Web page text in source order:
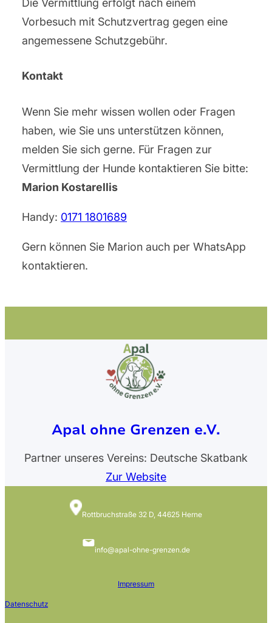
Die Vermittlung erfolgt nach einem
Vorbesuch mit Schutzvertrag gegen eine
angemessene Schutzgebühr.
Kontakt
Wenn Sie mehr wissen wollen oder Fragen
haben, wie Sie uns unterstützen können,
melden Sie sich gerne. Für Fragen zur
Vermittlung der Hunde kontaktieren Sie bitte:
Marion Kostarellis
Handy: 0171 1801689
Gern können Sie Marion auch per WhatsApp
kontaktieren.
Apal ohne Grenzen e.V.
Partner unseres Vereins: Deutsche Skatbank
Zur Website
Rottbruchstraße 32 D, 44625 Herne
info@apal-ohne-grenzen.de
Impressum
Datenschutz